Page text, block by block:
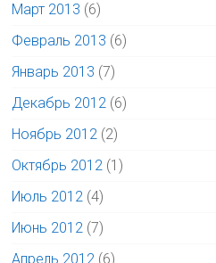
Март 2013 (6)
Февраль 2013 (6)
Январь 2013 (7)
Декабрь 2012 (6)
Ноябрь 2012 (2)
Октябрь 2012 (1)
Июль 2012 (4)
Июнь 2012 (7)
Апрель 2012 (6)